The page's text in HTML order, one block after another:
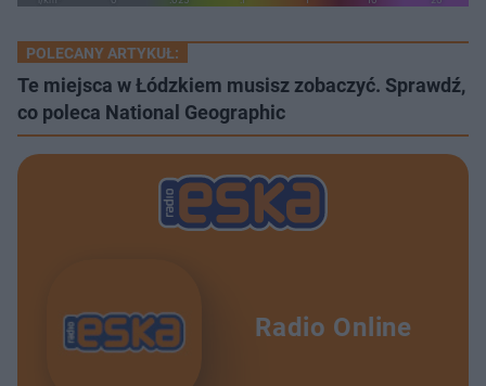
POLECANY ARTYKUŁ:
Te miejsca w Łódzkiem musisz zobaczyć. Sprawdź,
co poleca National Geographic
Radio Online